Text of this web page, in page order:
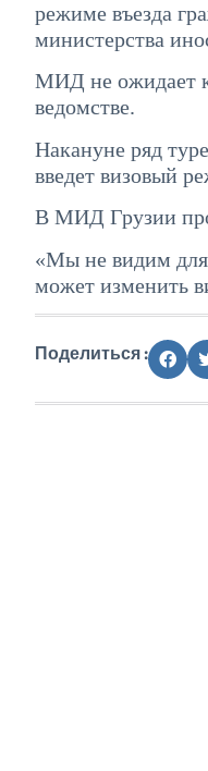
режиме въезда
министерства
МИД не ожидает
ведомстве.
Накануне ряд
введет визовый
В МИД Грузии
«Мы не видим для
может изменить
Поделиться :